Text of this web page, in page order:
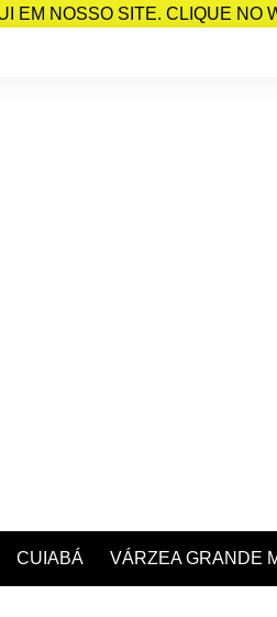
EM NOSSO SITE. CLIQUE NO
CUIABÁ VÁRZEA GRANDE